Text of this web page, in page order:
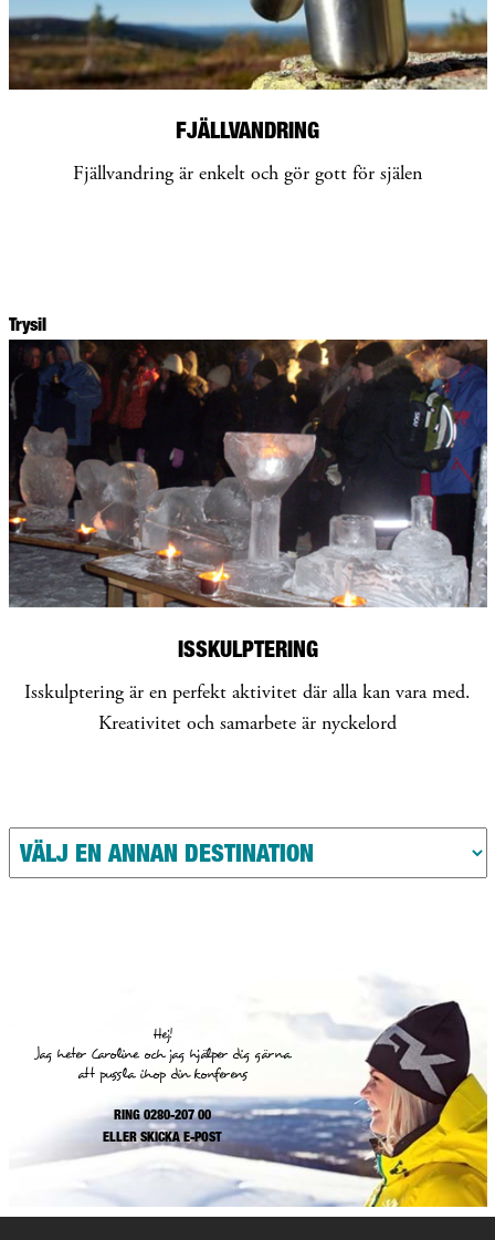
FJÄLLVANDRING
Fjällvandring är enkelt och gör gott för själen
Trysil
ISSKULPTERING
Isskulptering är en perfekt aktivitet där alla kan vara med.
Kreativitet och samarbete är nyckelord
Hej!
Jag heter Caroline och jag hjälper dig gärna
att pussla ihop din konferens
RING 0280-207 00
ELLERSKICKA E-POST